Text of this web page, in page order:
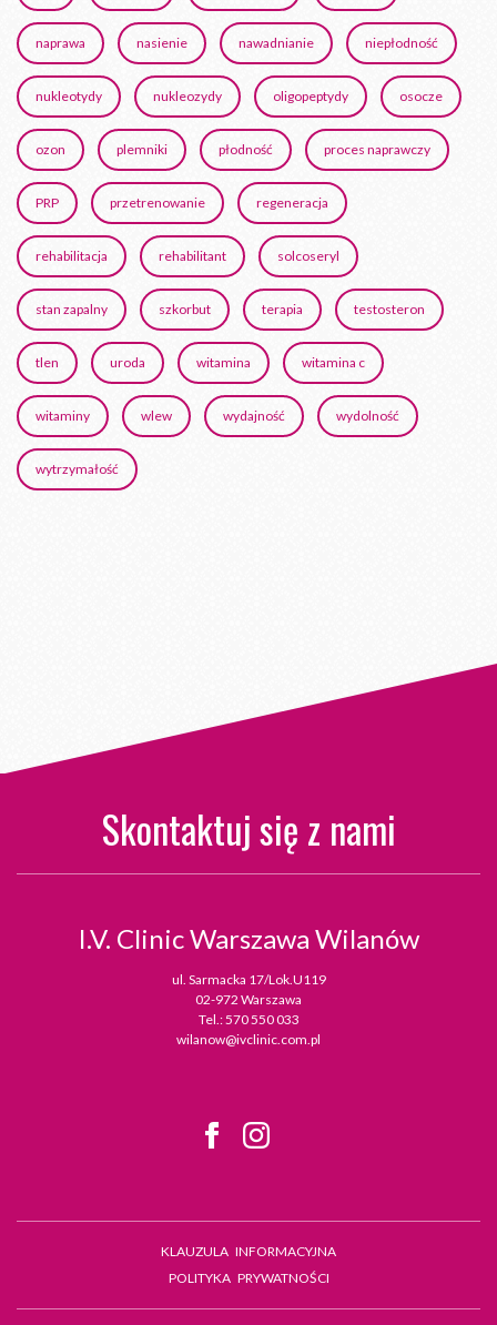
naprawa nasienie nawadnianie niepłodność
nukleotydy nukleozydy oligopeptydy osocze
ozon plemniki płodność proces naprawczy
PRP przetrenowanie regeneracja
rehabilitacja rehabilitant solcoseryl
stan zapalny szkorbut terapia testosteron
tlen uroda witamina witamina c
witaminy wlew wydajność wydolność
wytrzymałość
Skontaktuj się z nami
I.V. ClinicWarszawa Wilanów
ul. Sarmacka 17/Lok.U119
02-972 Warszawa
Tel.:570 550 033
wilanow@ivclinic.com.pl
KLAUZULA INFORMACYJNA
POLITYKA PRYWATNOŚCI